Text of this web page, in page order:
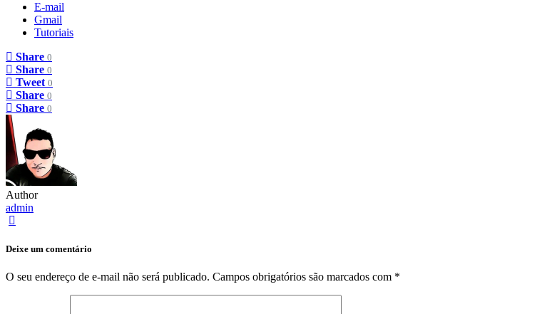
E-mail
Gmail
Tutoriais
Share 0
Share 0
Tweet 0
Share 0
Share 0
Author
admin
Deixe um comentário
O seu endereço de e-mail não será publicado. Campos obrigatórios são marcados com *